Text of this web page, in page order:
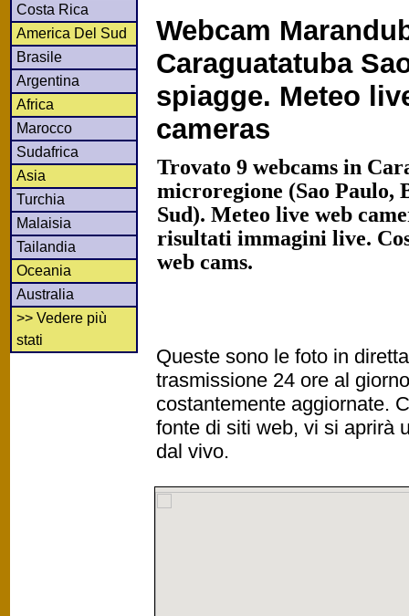
Costa Rica
America Del Sud
Brasile
Argentina
Africa
Marocco
Sudafrica
Asia
Turchia
Malaisia
Tailandia
Oceania
Australia
>> Vedere più
stati
Webcam
Caraguatatuba
spiagge. Meteo
cameras
Trovato 9 webcams in
microregione (Sao Paulo,
Sud). Meteo live web
risultati immagini live.
web cams.
Queste sono le foto in
trasmissione 24 ore al
costantemente aggiornate.
fonte di siti web, vi si aprirà
dal vivo.